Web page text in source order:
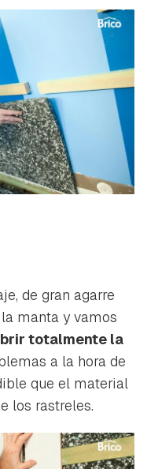
de gran agarre
manta y vamos
totalmente la
a la hora de
que el material
los rastreles.